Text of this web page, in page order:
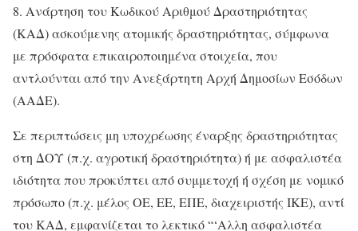
8. Ανάρτηση του Κωδικού Αριθμού Δραστηριότητας
(ΚΑΔ) ασκούμενης ατομικής δραστηριότητας, σύμφωνα
με πρόσφατα επικαιροποιημένα στοιχεία, που
αντλούνται από την Ανεξάρτητη Αρχή Δημοσίων Εσόδων
(ΑΑΔΕ).
Σε περιπτώσεις μη υποχρέωσης έναρξης δραστηριότητας
στη ΔΟΥ (π.χ. αγροτική δραστηριότητα) ή με ασφαλιστέα
ιδιότητα που προκύπτει από συμμετοχή ή σχέση με νομικό
πρόσωπο (π.χ. μέλος ΟΕ, ΕΕ, ΕΠΕ, διαχειριστής ΙΚΕ), αντί
του ΚΑΔ, εμφανίζεται το λεκτικό “‘Αλλη ασφαλιστέα